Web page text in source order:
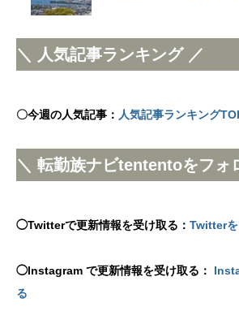
＼ 人気記事ランキング ／
〇今週の人気記事： 人気記事ランキング
＼ 転勤族ナビtententoをフォ
◯Twitterで更新情報を受け取る： Twitterを
◯Instagram で更新情報を受け取る：
る